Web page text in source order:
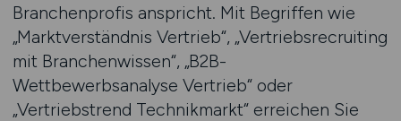
Branchenprofis anspricht. Mit Begriffen wie
„Marktverständnis Vertrieb“, „Vertriebsrecruiting
mit Branchenwissen“, „B2B-
Wettbewerbsanalyse Vertrieb“ oder
„Vertriebstrend Technikmarkt“ erreichen Sie